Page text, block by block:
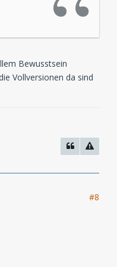
Bewusstsein
Vollversionen da sind
#8